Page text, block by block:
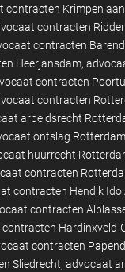
contracten Krimpen aan
contracten
contracten
Heerjansdam
contracten
contracten
arbeidsrecht
ontslag
huurrecht
contracten
contracten Hendik Ido
contracten
Hardinxveld-
contracten
Sliedrecht advocaat